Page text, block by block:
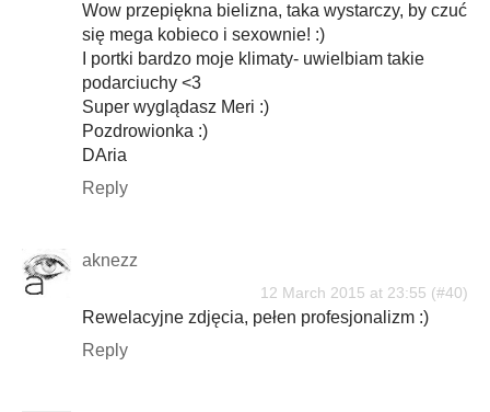
Wow przepiękna bielizna, taka wystarczy, by czuć
się mega kobieco i sexownie! :)
I portki bardzo moje klimaty- uwielbiam takie
podarciuchy <3
Super wyglądasz Meri :)
Pozdrowionka :)
DAria
Reply
aknezz
12 March 2015 at 23:55
Rewelacyjne zdjęcia, pełen profesjonalizm :)
Reply